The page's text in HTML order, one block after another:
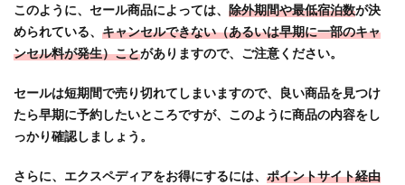
このように、セール商品によっては、 除外期間や最低宿泊数が決
められている、 キャンセルできない（あるいは早期に一部のキャ
ンセル料が発生）ことがありますので、ご注意ください。
セールは短期間で売り切れてしまいますので、良い商品を見つけ
たら早期に予約したいところですが、このように商品の内容をし
っかり確認しましょう。
さらに、エクスペディアをお得にするには、 ポイントサイト経由